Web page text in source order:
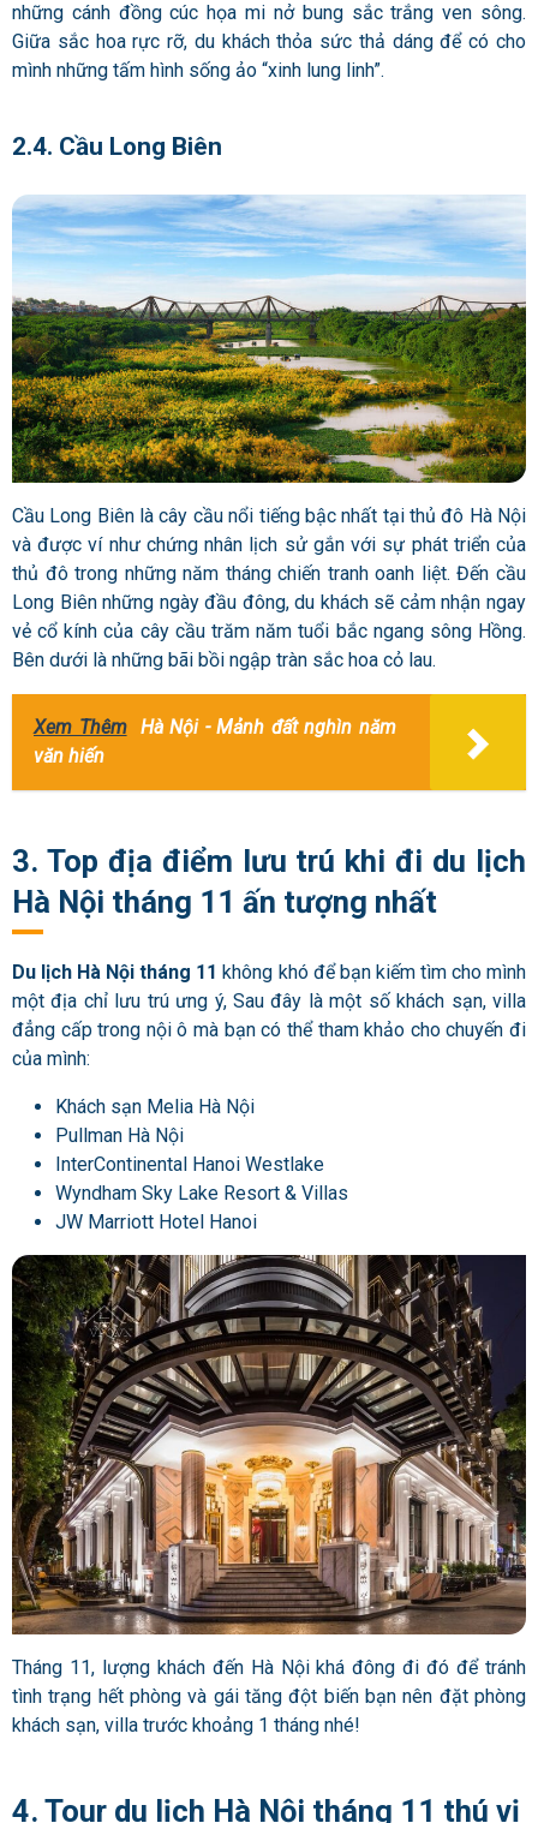
những cánh đồng cúc họa mi nở bung sắc trắng ven sông.
Giữa sắc hoa rực rỡ, du khách thỏa sức thả dáng để có cho
mình những tấm hình sống ảo “xinh lung linh”.
2.4. Cầu Long Biên
Cầu Long Biên là cây cầu nổi tiếng bậc nhất tại thủ đô Hà Nội
và được ví như chứng nhân lịch sử gắn với sự phát triển của
thủ đô trong những năm tháng chiến tranh oanh liệt. Đến cầu
Long Biên những ngày đầu đông, du khách sẽ cảm nhận ngay
vẻ cổ kính của cây cầu trăm năm tuổi bắc ngang sông Hồng.
Bên dưới là những bãi bồi ngập tràn sắc hoa cỏ lau.
Xem Thêm
Hà Nội - Mảnh đất nghìn năm
văn hiến
3. Top địa điểm lưu trú khi đi du lịch
Hà Nội tháng 11 ấn tượng nhất
Du lịch Hà Nội tháng 11 không khó để bạn kiếm tìm cho mình
một địa chỉ lưu trú ưng ý, Sau đây là một số khách sạn, villa
đẳng cấp trong nội ô mà bạn có thể tham khảo cho chuyến đi
của mình:
Khách sạn Melia Hà Nội
Pullman Hà Nội
InterContinental Hanoi Westlake
Wyndham Sky Lake Resort & Villas
JW Marriott Hotel Hanoi
Tháng 11, lượng khách đến Hà Nội khá đông đi đó để tránh
tình trạng hết phòng và gái tăng đột biến bạn nên đặt phòng
khách sạn, villa trước khoảng 1 tháng nhé!
4. Tour du lịch Hà Nội tháng 11 thú vị